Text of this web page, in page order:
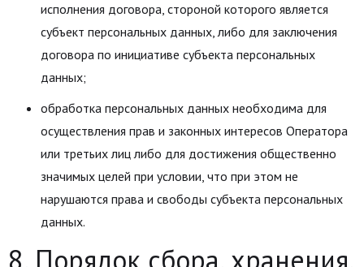
исполнения договора, стороной которого является
субъект персональных данных, либо для заключения
договора по инициативе субъекта персональных
данных;
обработка персональных данных необходима для
осуществления прав и законных интересов Оператора
или третьих лиц либо для достижения общественно
значимых целей при условии, что при этом не
нарушаются права и свободы субъекта персональных
данных.
8. Порядок сбора, хранения,